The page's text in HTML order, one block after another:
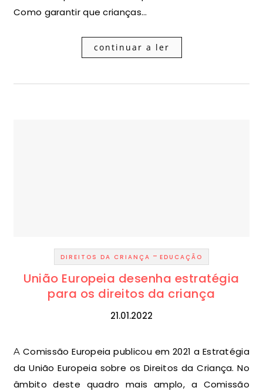
Como garantir que crianças…
continuar a ler
DIREITOS DA CRIANÇA - EDUCAÇÃO
União Europeia desenha estratégia
para os direitos da criança
21.01.2022
A Comissão Europeia publicou em 2021 a Estratégia
da União Europeia sobre os Direitos da Criança. No
âmbito deste quadro mais amplo, a Comissão